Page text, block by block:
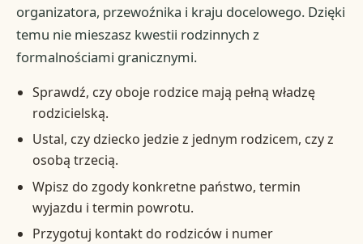
organizatora, przewoźnika i kraju docelowego. Dzięki
temu nie mieszasz kwestii rodzinnych z
formalnościami granicznymi.
Sprawdź, czy oboje rodzice mają pełną władzę
rodzicielską.
Ustal, czy dziecko jedzie z jednym rodzicem, czy z
osobą trzecią.
Wpisz do zgody konkretne państwo, termin
wyjazdu i termin powrotu.
Przygotuj kontakt do rodziców i numer